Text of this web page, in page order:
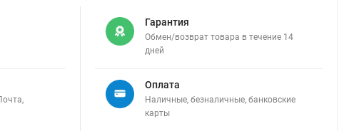
Гарантия
Обмен/возврат товара в течение 14
дней
Оплата
Наличные, безналичные, банковские
карты